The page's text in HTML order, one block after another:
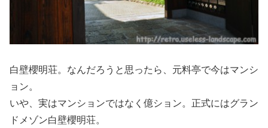
白壁櫻明荘。なんだろうと思ったら、元料亭で今はマンシ
ョン。
いや、実はマンションではなく億ション。正式にはグラン
ドメゾン白壁櫻明荘。